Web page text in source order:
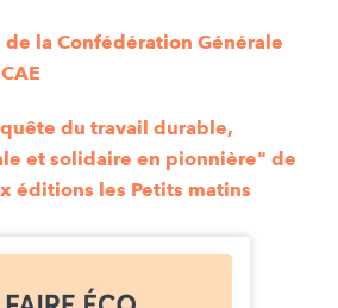
la Confédération Générale
du travail durable,
et solidaire en pionnière" de
éditions les Petits matins